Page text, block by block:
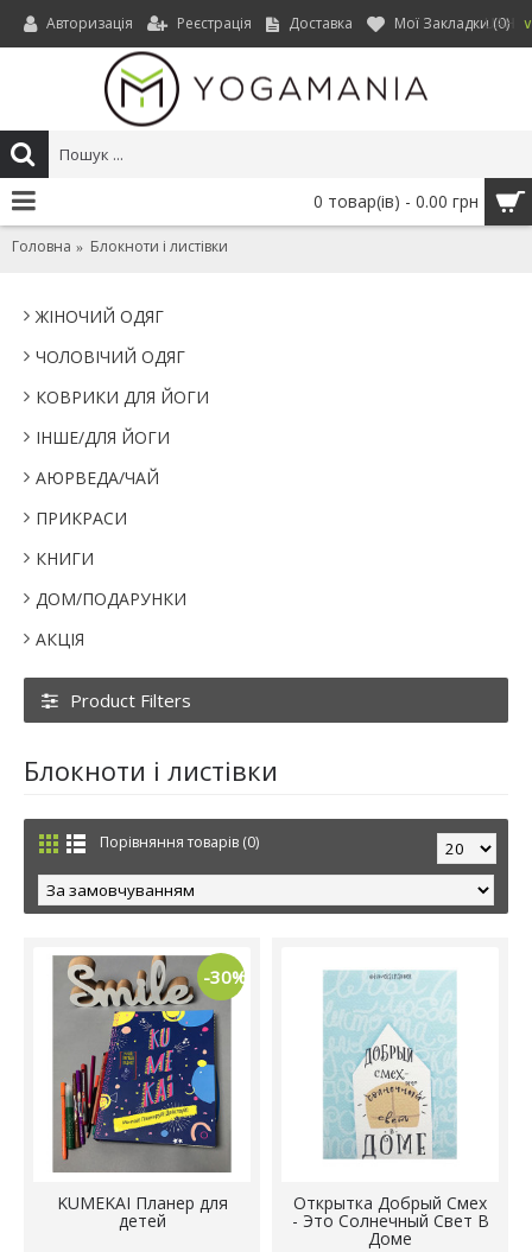
UAH ∨
Авторизація Реєстрація Доставка Мої Закладки (0)
0 товар(ів) - 0.00 грн
Головна Блокноти і листівки
ЖІНОЧИЙ ОДЯГ
ЧОЛОВІЧИЙ ОДЯГ
КОВРИКИ ДЛЯ ЙОГИ
IНШЕ/ДЛЯ ЙОГИ
АЮРВЕДА/ЧАЙ
ПРИКРАСИ
КНИГИ
ДОМ/ПОДАРУНКИ
АКЦІЯ
Product Filters
Блокноти і листівки
Порівняння товарів (0)
-30%
KUMEKAI Планер для
детей
Открытка Добрый Смех
- Это Солнечный Свет В
Доме